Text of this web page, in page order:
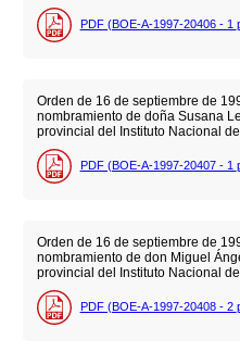
PDF (BOE-A-1997-20406 - 1
Orden de 16 de septiembre de
nombramiento de doña Susana
provincial del Instituto Nacional
PDF (BOE-A-1997-20407 - 1
Orden de 16 de septiembre de
nombramiento de don Miguel
provincial del Instituto Nacional
PDF (BOE-A-1997-20408 - 2